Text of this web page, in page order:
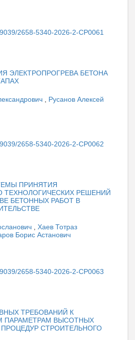
2658-5340-2026-2-CP0061
ЭЛЕКТРОПРОГРЕВА БЕТОНА
Русанов Алексей
2658-5340-2026-2-CP0062
ПРИНЯТИЯ
ТЕХНОЛОГИЧЕСКИХ РЕШЕНИЙ
БЕТОННЫХ РАБОТ В
Хаев Тотраз
Борис Астанович
2658-5340-2026-2-CP0063
ТРЕБОВАНИЙ К
ПАРАМЕТРАМ ВЫСОТНЫХ
СТРОИТЕЛЬНОГО